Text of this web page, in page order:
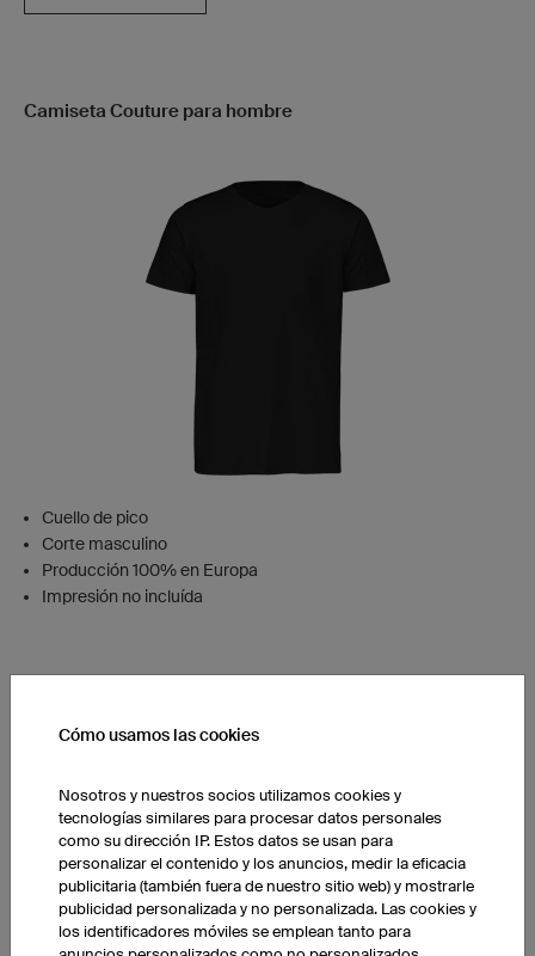
Camiseta Couture para hombre
Cuello de pico
Corte masculino
Producción 100% en Europa
Impresión no incluída
Camsieta manga larga Classic
Cómo usamos las cookies
Nosotros y nuestros socios utilizamos cookies y
tecnologías similares para procesar datos personales
como su dirección IP. Estos datos se usan para
personalizar el contenido y los anuncios, medir la eficacia
publicitaria (también fuera de nuestro sitio web) y mostrarle
publicidad personalizada y no personalizada. Las cookies y
los identificadores móviles se emplean tanto para